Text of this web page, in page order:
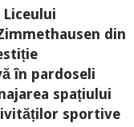
din
în pardoseli
spațiului
sportive